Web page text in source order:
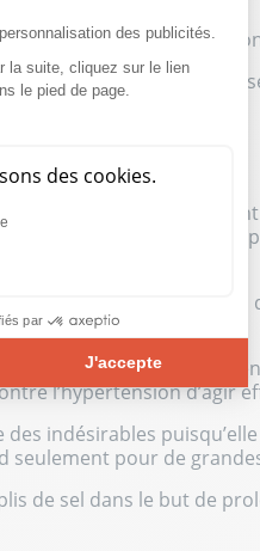
des publicités.
la suite, cliquez sur le lien
le pied de page.
des cookies.
par
J'accepte
: Personnalisez vos
et de gérer vos
conseillée pour les
repas ces aliments
tension artérielle
santé cardiaque.
prise de poids et
cuisine qui représente un
par le biais d’études
l’hypertension d’agir
indésirables
seulement pour de
de sel dans le but de